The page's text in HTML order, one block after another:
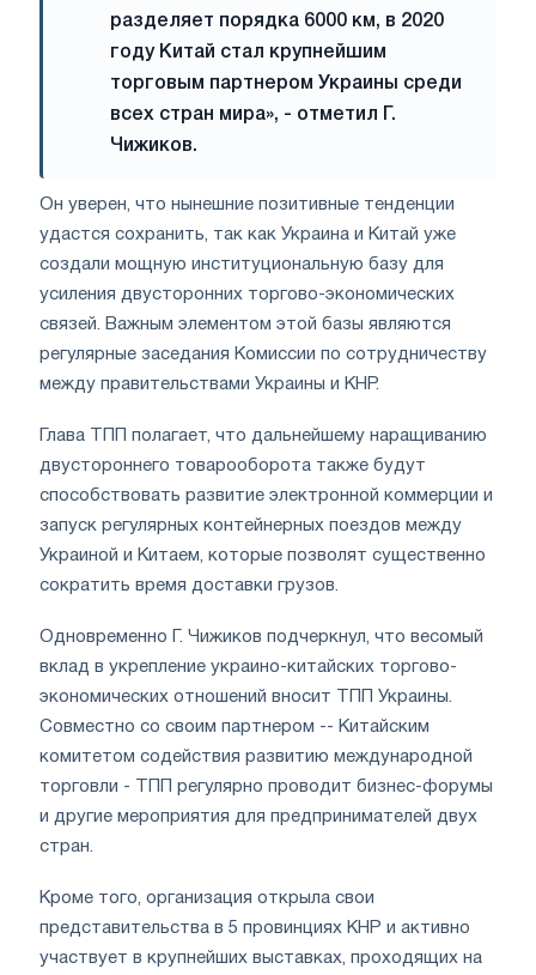
разделяет порядка 6000 км, в 2020
году Китай стал крупнейшим
торговым партнером Украины среди
всех стран мира», - отметил Г.
Чижиков.
Он уверен, что нынешние позитивные тенденции
удастся сохранить, так как Украина и Китай уже
создали мощную институциональную базу для
усиления двусторонних торгово-экономических
связей. Важным элементом этой базы являются
регулярные заседания Комиссии по сотрудничеству
между правительствами Украины и КНР.
Глава ТПП полагает, что дальнейшему наращиванию
двустороннего товарооборота также будут
способствовать развитие электронной коммерции и
запуск регулярных контейнерных поездов между
Украиной и Китаем, которые позволят существенно
сократить время доставки грузов.
Одновременно Г. Чижиков подчеркнул, что весомый
вклад в укрепление украино-китайских торгово-
экономических отношений вносит ТПП Украины.
Совместно со своим партнером -- Китайским
комитетом содействия развитию международной
торговли - ТПП регулярно проводит бизнес-форумы
и другие мероприятия для предпринимателей двух
стран.
Кроме того, организация открыла свои
представительства в 5 провинциях КНР и активно
участвует в крупнейших выставках, проходящих на